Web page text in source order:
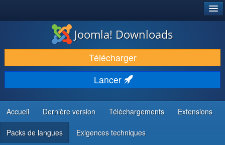
TÉLÉCHARGER & ENRICHIR
DÉCOUVRIR & APPRENDRE
COMMUNAUTÉ & SUPPORT
RESSOURCES DÉVELOPPEURS
Joomla! Downloads
Télécharger
Lancer
Accueil Dernière version Téléchargements Extensions
Packs de langues Exigences techniques